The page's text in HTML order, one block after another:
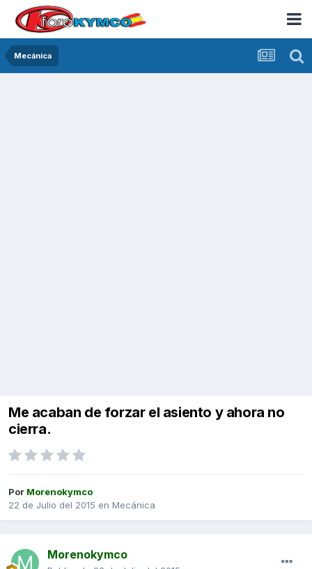
Mecánica
Me acaban de forzar el asiento y ahora no
cierra.
Por Morenokymco
22 de Julio del 2015 en Mecánica
Morenokymco